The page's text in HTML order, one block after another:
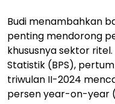
Budi menambahkan
penting mendorong
khususnya sektor
Statistik (BPS),
triwulan II-2024
persen year-on-year